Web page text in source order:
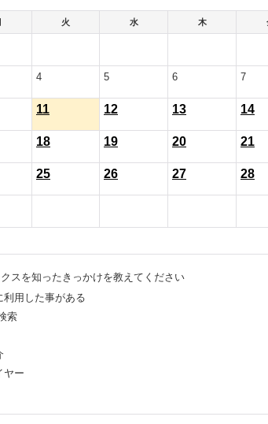
火 水 木
4 5 6 7
11 12 13 14
18 19 20 21
25 26 27 28
スを知ったきっかけを教えてください
利用した事がある
索
ヤー